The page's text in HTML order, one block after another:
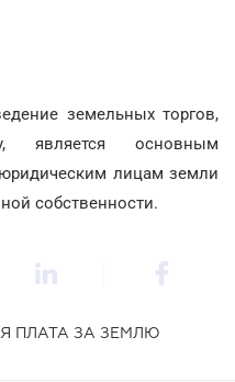
земельных торгов,
является основным
лицам земли
собственности.
ПЛАТА ЗА ЗЕМЛЮ